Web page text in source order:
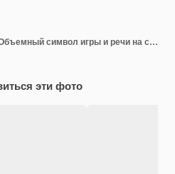
Голосовое сообщение Объемный символ игры и речи на синем многоугольном фоне 3D рендеринг
эти фото